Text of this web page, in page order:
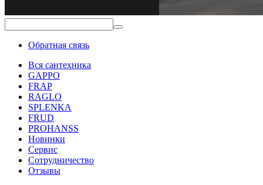
Обратная связь
Вся сантехника
GAPPO
FRAP
RAGLO
SPLENKA
FRUD
PROHANSS
Новинки
Сервис
Сотрудничество
Отзывы